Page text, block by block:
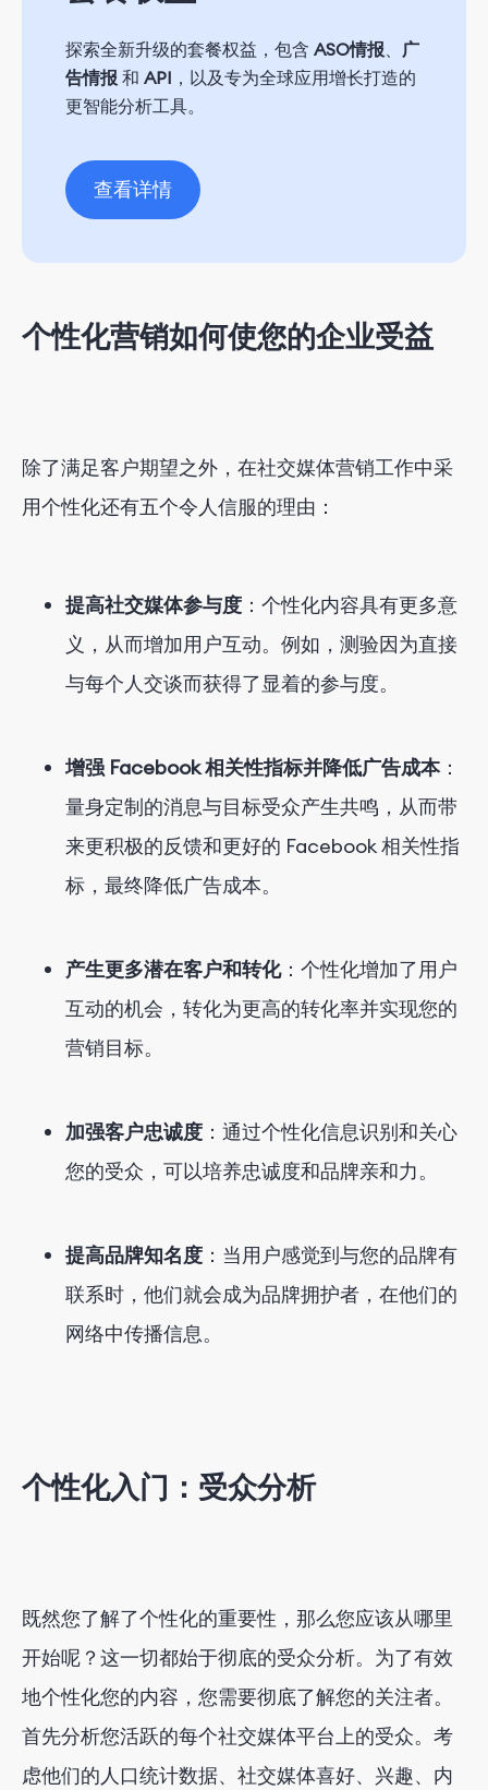
探索全新升级的套餐权益，包含 ASO情报
广
告情报 和 API ，以及专为全球应用增长打造的
更智能分析工具。
查看详情
个性化营销如何使您的企业受益
除了满足客户期望之外，在社交媒体营销工作中采
用个性化还有五个令人信服的理由：
提高社交媒体参与度 ：个性化内容具有更多意
义，从而增加用户互动。例如，测验因为直接
与每个人交谈而获得了显着的参与度。
增强 Facebook 相关性指标并降低广告成本：
量身定制的消息与目标受众产生共鸣，从而带
来更积极的反馈和更好的 Facebook 相关性指
标，最终降低广告成本。
产生更多潜在客户和转化：个性化增加了用户
互动的机会，转化为更高的转化率并实现您的
营销目标。
加强客户忠诚度 ：通过个性化信息识别和关心
您的受众，可以培养忠诚度和品牌亲和力。
提高品牌知名度 ：当用户感觉到与您的品牌有
联系时，他们就会成为品牌拥护者，在他们的
网络中传播信息。
个性化入门：受众分析
既然您了解了个性化的重要性，那么您应该从哪里
开始呢？这一切都始于彻底的受众分析。为了有效
地个性化您的内容，您需要彻底了解您的关注者。
首先分析您活跃的每个社交媒体平台上的受众。考
虑他们的人口统计数据、社交媒体喜好、兴趣、内